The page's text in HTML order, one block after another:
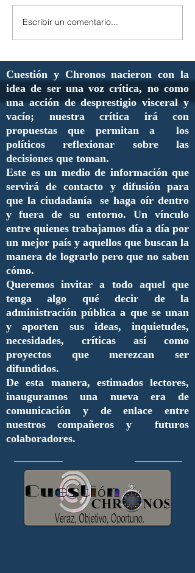
Escribir un comentario...
Cuestión y Chronos nacieron con la
idea de ser una voz crítica, no como
una acción de desprestigio visceral y
vacío; nuestra crítica irá con
propuestas que permitan a los
políticos reflexionar sobre las
decisiones que toman.
Este es un medio de información que
servirá de contacto y difusión para
que la ciudadanía se haga oír dentro
y fuera de su entorno. Un vínculo
entre quienes trabajamos día a día por
un mejor país y aquellos que buscan la
manera de lograrlo pero que no saben
cómo.
Queremos invitar a todo aquel que
tenga algo qué decir de la
administración pública a que se unan
y aporten sus ideas, inquietudes,
necesidades, críticas así como
proyectos que merezcan ser
difundidos.
De esta manera, estimados lectores,
inauguramos una nueva era de
comunicación y de enlace entre
nuestros compañeros y futuros
colaboradores.